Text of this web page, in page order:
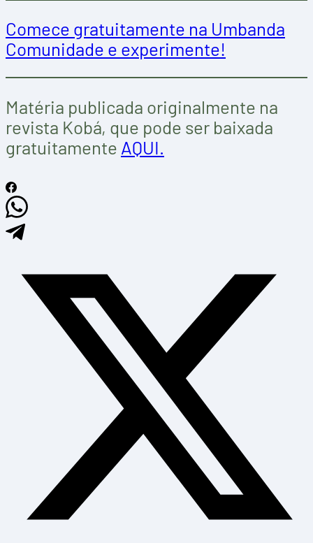
Comece gratuitamente na Umbanda
Comunidade e experimente!
Matéria publicada originalmente na
revista Kobá, que pode ser baixada
gratuitamente AQUI.